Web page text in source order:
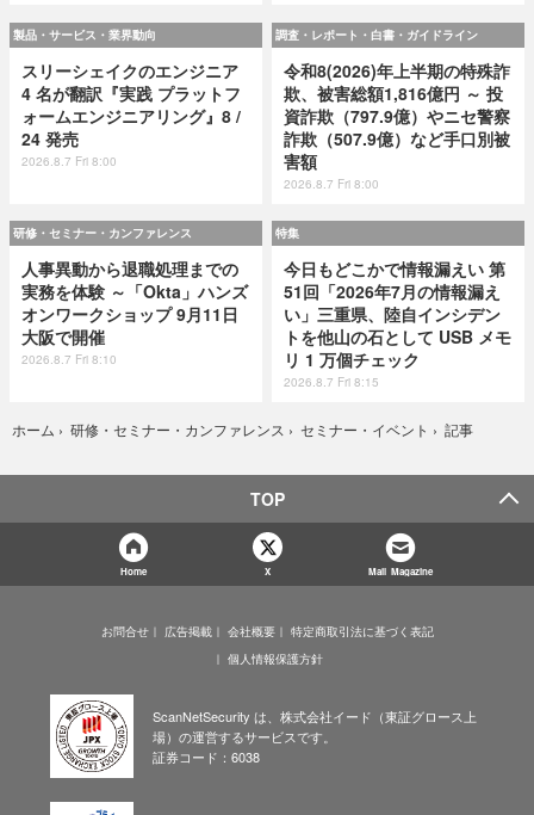
製品・サービス・業界動向
スリーシェイクのエンジニア
4 名が翻訳『実践 プラットフ
ォームエンジニアリング』8 /
24 発売
2026.8.7 Fri 8:00
調査・レポート・白書・ガイドライン
令和8(2026)年上半期の特殊詐
欺、被害総額1,816億円 ～ 投
資詐欺（797.9億）やニセ警察
詐欺（507.9億）など手口別被
害額
2026.8.7 Fri 8:00
研修・セミナー・カンファレンス
人事異動から退職処理までの
実務を体験 ～「Okta」ハンズ
オンワークショップ 9月11日
大阪で開催
2026.8.7 Fri 8:10
特集
今日もどこかで情報漏えい 第
51回「2026年7月の情報漏え
い」三重県、陸自インシデン
トを他山の石として USB メモ
リ 1 万個チェック
2026.8.7 Fri 8:15
ホーム › 研修・セミナー・カンファレンス › セミナー・イベント › 記事
TOP
Home X Mail Magazine
お問合せ 広告掲載 会社概要
特定商取引法に基づく表記
個人情報保護方針
ScanNetSecurity は、株式会社イード（東証グロース上
場）の運営するサービスです。
証券コード：6038